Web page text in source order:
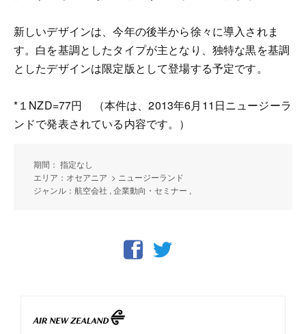
新しいデザインは、今年の後半から徐々に導入されま
す。白を基調としたタイプが主となり、独特な黒を基調
としたデザインは限定版として登場する予定です。
*１NZD=77円 （本件は、2013年6月11日ニュージーラ
ンドで発表されている内容です。）
期間： 指定なし
エリア：オセアニア > ニュージーランド
ジャンル：航空会社 , 企業動向・セミナー ,